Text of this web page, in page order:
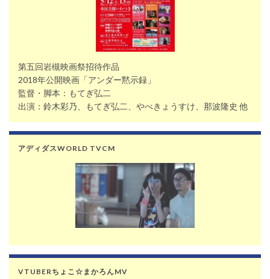
第五回岩槻映画祭招待作品
2018年公開映画「アンダー黙示録」
監督・脚本：もてぎ弘二
出演：鈴木彩乃、もてぎ弘二、やべきょうすけ、那波隆史 他
アディダスWORLD TVCM
VTUBERちょこ☆まかろんMV